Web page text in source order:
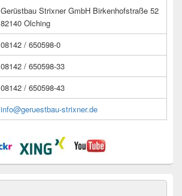
Gerüstbau Strixner GmbH Birkenhofstraße 52
82140 Olching
08142 / 650598-0
08142 / 650598-33
08142 / 650598-43
info@geruestbau-strixner.de